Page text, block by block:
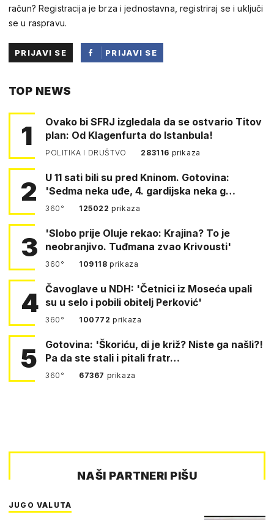
račun? Registracija je brza i jednostavna, registriraj se i uključi
se u raspravu.
PRIJAVI SE
PRIJAVI SE
TOP NEWS
1
Ovako bi SFRJ izgledala da se ostvario Titov
plan: Od Klagenfurta do Istanbula!
POLITIKA I DRUŠTVO 283116 prikaza
2
U 11 sati bili su pred Kninom. Gotovina:
'Sedma neka uđe, 4. gardijska neka g…
360° 125022prikaza
3
'Slobo prije Oluje rekao: Krajina? To je
neobranjivo. Tuđmana zvao Krivousti'
360° 109118prikaza
4 Čavoglave u NDH: 'Četnici iz Moseća upali
su u selo i pobili obitelj Perković'
360° 100772prikaza
5
Gotovina: 'Škoriću, di je križ? Niste ga našli?!
Pa da ste stali i pitali fratr…
360° 67367 prikaza
NAŠI PARTNERI PIŠU
JUGO VALUTA